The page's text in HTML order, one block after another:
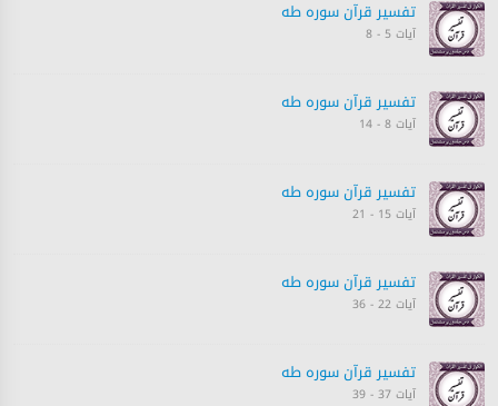
تفسیر قرآن سورہ ‎طه
آیات 5 - 8
تفسیر قرآن سورہ ‎طه
آیات 8 - 14
تفسیر قرآن سورہ ‎طه
آیات 15 - 21
تفسیر قرآن سورہ ‎طه
آیات 22 - 36
تفسیر قرآن سورہ ‎طه
آیات 37 - 39